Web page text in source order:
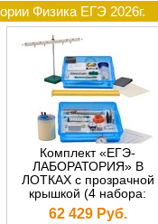
Физика ЕГЭ 2026г.
Комплект «ЕГЭ-
ЛАБОРАТОРИЯ» В
ЛОТКАХ с прозрачной
крышкой (4 набора:
Механика, Молекулярная
физика, Оптика,
62 429 Руб.